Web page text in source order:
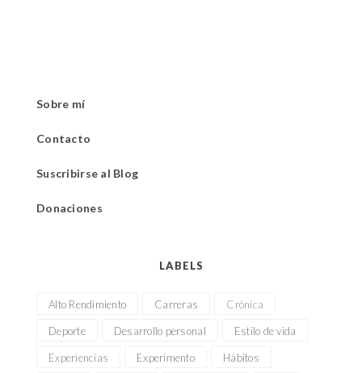
Sobre mí
Contacto
Suscribirse al Blog
Donaciones
LABELS
Alto Rendimiento Carreras Crónica
Deporte Desarrollo personal Estilo de vida
Experiencias Experimento Hábitos